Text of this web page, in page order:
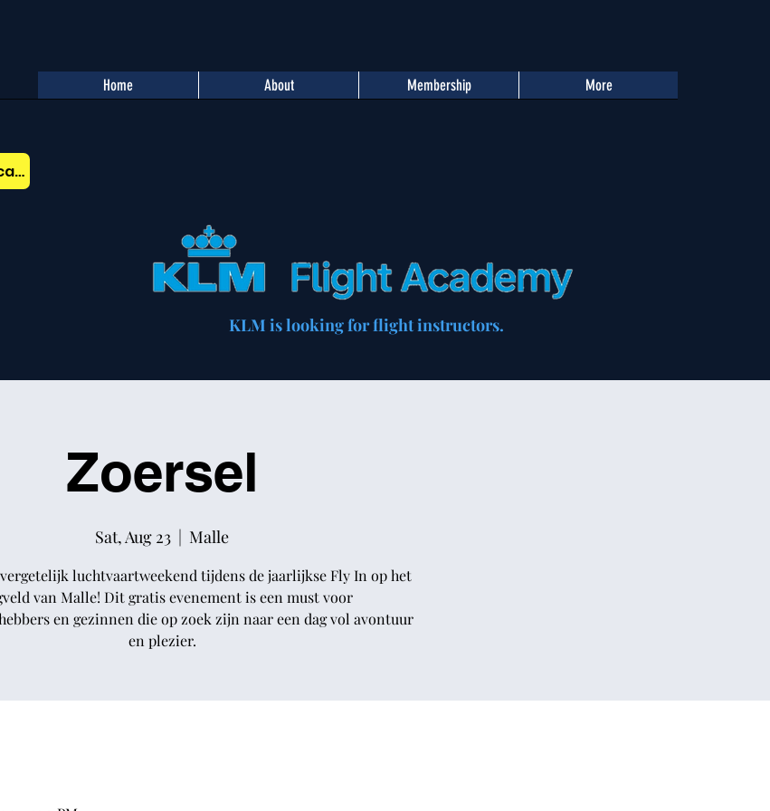
Home About Membership More
Benefits of the AOPA Belgium crew card
KLM is looking for flight instructors.
Zoersel
Sat, Aug 23
  |
Malle
luchtvaartweekend tijdens de jaarlijkse Fly In op het
van Malle! Dit gratis evenement is een must voor
en gezinnen die op zoek zijn naar een dag vol avontuur
en plezier.